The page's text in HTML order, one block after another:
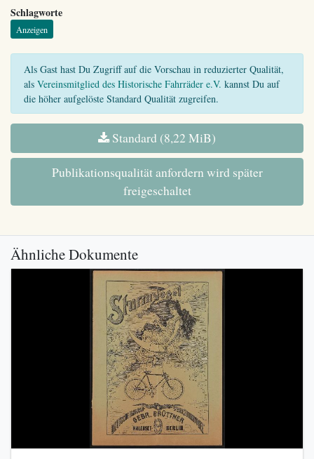
Schlagworte
Anzeigen
Als Gast hast Du Zugriff auf die Vorschau in reduzierter Qualität,
als Vereinsmitglied des Historische Fahrräder e.V. kannst Du auf
die höher aufgelöste Standard Qualität zugreifen.
Standard (8,22 MiB)
Publikationsqualität anfordern wird später
freigeschaltet
Ähnliche Dokumente